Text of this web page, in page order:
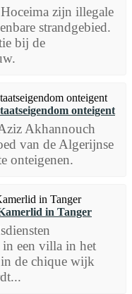
zijn illegale
strandgebied.
bij de
onteigent
Akhannouch
van de Algerijnse
onteigenen.
in Tanger
in een villa in het
de chique wijk